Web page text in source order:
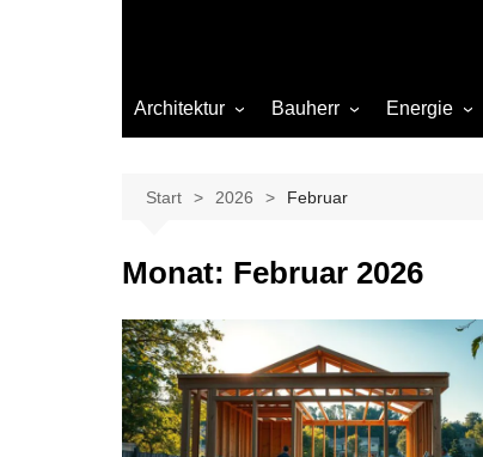
Architektur Bauherr
Beleuchtung
Materialien
Ökologisch bauen
Renovierung
Sanierung
Hygiene
Energie
Start 2026 Februar
Monat: Februar 2026